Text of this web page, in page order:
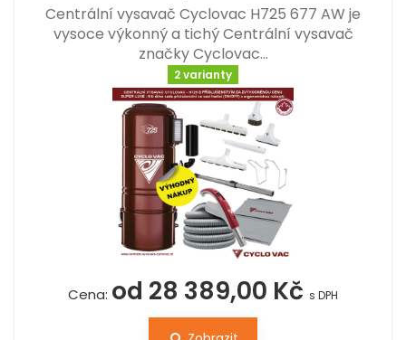
Centrální vysavač Cyclovac H725 677 AW je
vysoce výkonný a tichý Centrální vysavač
značky Cyclovac…
2 varianty
Cena: od 28 389,00 Kč s DPH